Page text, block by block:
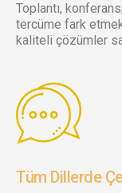
Toplantı,
tercüme fark
kaliteli çözümler
Tüm Dillerde